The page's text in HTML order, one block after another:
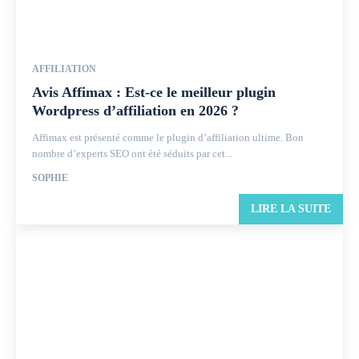
AFFILIATION
Avis Affimax : Est-ce le meilleur plugin
Wordpress d’affiliation en 2026 ?
Affimax est présenté comme le plugin d’affiliation ultime. Bon
nombre d’experts SEO ont été séduits par cet...
SOPHIE
LIRE LA SUITE